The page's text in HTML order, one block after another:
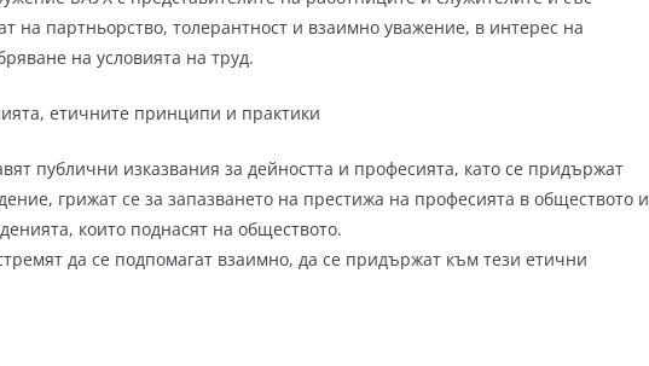
на партньорство, толерантност и взаимно уважение, в интерес на
на условията на труд.
етичните принципи и практики
публични изказвания за дейността и професията, като се придържат
грижат се за запазването на престижа на професията в обществото и
които поднасят на обществото.
да се подпомагат взаимно, да се придържат към тези етични